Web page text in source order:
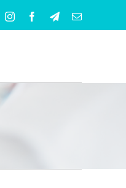
InstagramFacebookTelegramCorreo